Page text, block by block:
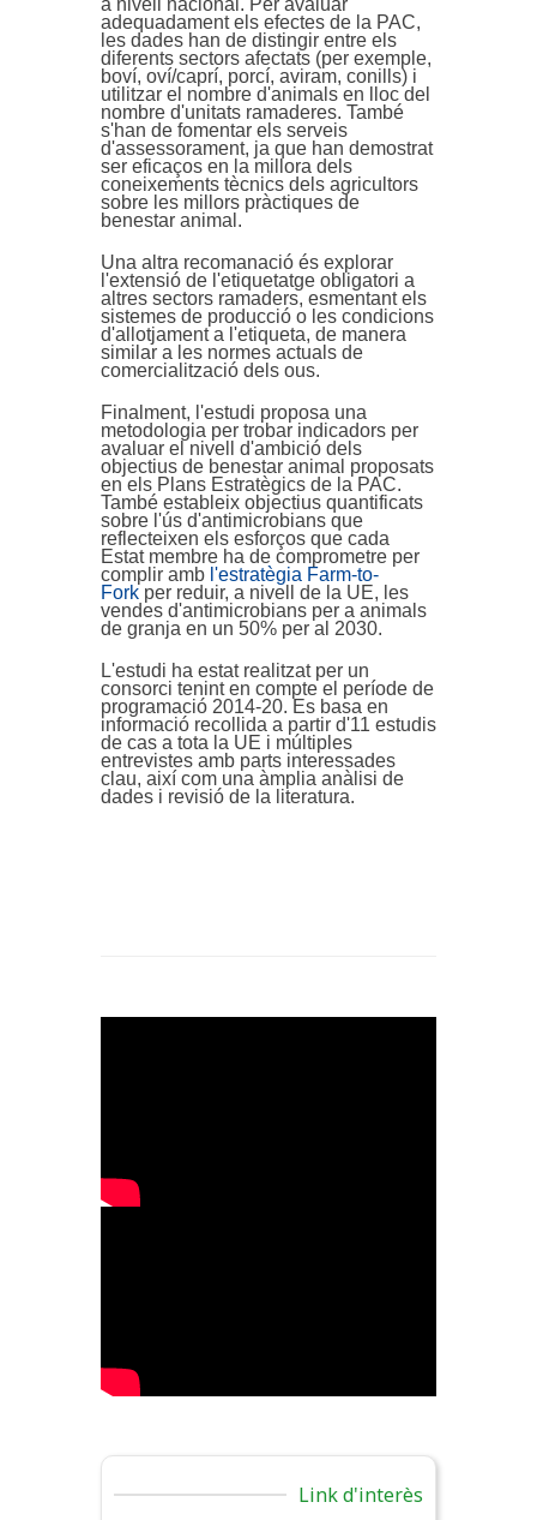
a nivell nacional. Per avaluar
adequadament els efectes de la PAC,
les dades han de distingir entre els
diferents sectors afectats (per exemple,
boví, oví/caprí, porcí, aviram, conills) i
utilitzar el nombre d'animals en lloc del
nombre d'unitats ramaderes. També
s'han de fomentar els serveis
d'assessorament, ja que han demostrat
ser eficaços en la millora dels
coneixements tècnics dels agricultors
sobre les millors pràctiques de
benestar animal.
Una altra recomanació és explorar
l'extensió de l'etiquetatge obligatori a
altres sectors ramaders, esmentant els
sistemes de producció o les condicions
d'allotjament a l'etiqueta, de manera
similar a les normes actuals de
comercialització dels ous.
Finalment, l'estudi proposa una
metodologia per trobar indicadors per
avaluar el nivell d'ambició dels
objectius de benestar animal proposats
en els Plans Estratègics de la PAC.
També estableix objectius quantificats
sobre l'ús d'antimicrobians que
reflecteixen els esforços que cada
Estat membre ha de comprometre per
complir amb l'estratègia Farm-to-
Fork per reduir, a nivell de la UE, les
vendes d'antimicrobians per a animals
de granja en un 50% per al 2030.
L'estudi ha estat realitzat per un
consorci tenint en compte el període de
programació 2014-20. Es basa en
informació recollida a partir d'11 estudis
de cas a tota la UE i múltiples
entrevistes amb parts interessades
clau, així com una àmplia anàlisi de
dades i revisió de la literatura.
Link d'interès